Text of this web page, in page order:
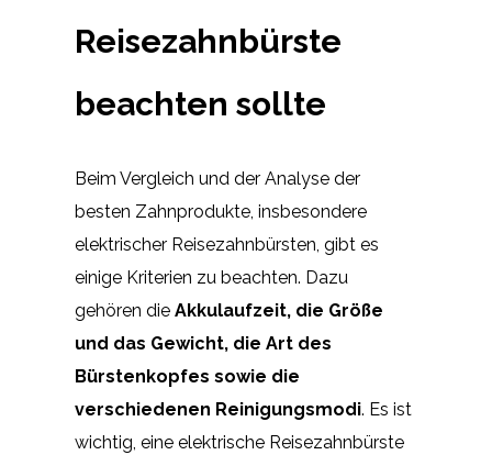
Reisezahnbürste
beachten sollte
Beim Vergleich und der Analyse der
besten Zahnprodukte, insbesondere
elektrischer Reisezahnbürsten, gibt es
einige Kriterien zu beachten. Dazu
gehören die Akkulaufzeit, die Größe
und das Gewicht, die Art des
Bürstenkopfes sowie die
verschiedenen Reinigungsmodi. Es ist
wichtig, eine elektrische Reisezahnbürste